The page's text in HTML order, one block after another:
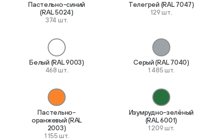
Пастельно-синий
(RAL 5024)
374 шт.
Телегрей (RAL 7047)
129 шт.
Белый (RAL 9003)
468 шт.
Серый (RAL 7040)
1 485 шт.
Пастельно-
оранжевый (RAL
2003)
1 155 шт.
Изумрудно-зелёный
(RAL 6001)
1 209 шт.